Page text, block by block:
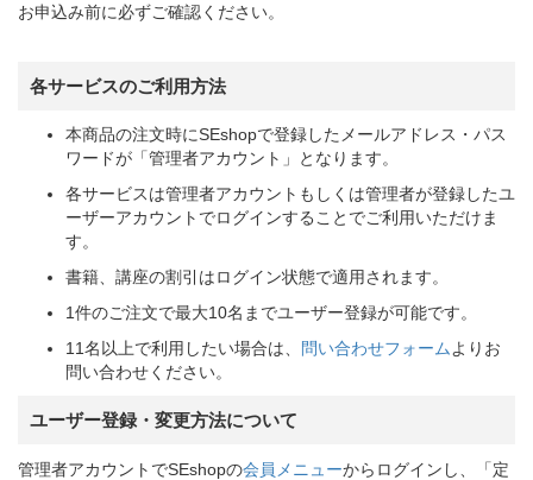
お申込み前に必ずご確認ください。
各サービスのご利用方法
本商品の注文時にSEshopで登録したメールアドレス・パス
ワードが「管理者アカウント」となります。
各サービスは管理者アカウントもしくは管理者が登録したユ
ーザーアカウントでログインすることでご利用いただけま
す。
書籍、講座の割引はログイン状態で適用されます。
1件のご注文で最大10名までユーザー登録が可能です。
11名以上で利用したい場合は、 問い合わせフォーム よりお
問い合わせください。
ユーザー登録・変更方法について
管理者アカウントでSEshopの会員メニューからログインし、「定